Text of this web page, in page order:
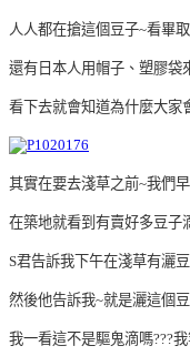
人人都在搶這個豆子~看畢
還有日本人用帽子、塑膠袋
看下去就會知道為什麼大家
其實在要去淺草之前~我們
在築地就看到有賣好多豆子
S君告訴我下午在淺草有灑
然後他告訴我~就是灑這個
我一看這不是驅鬼滴嗎???